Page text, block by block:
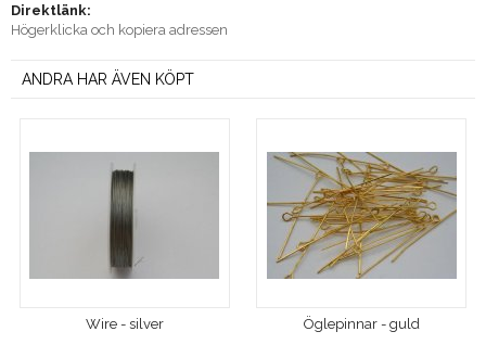
Direktlänk:
Högerklicka och kopiera adressen
ANDRA HAR ÄVEN KÖPT
Wire - silver Öglepinnar - guld